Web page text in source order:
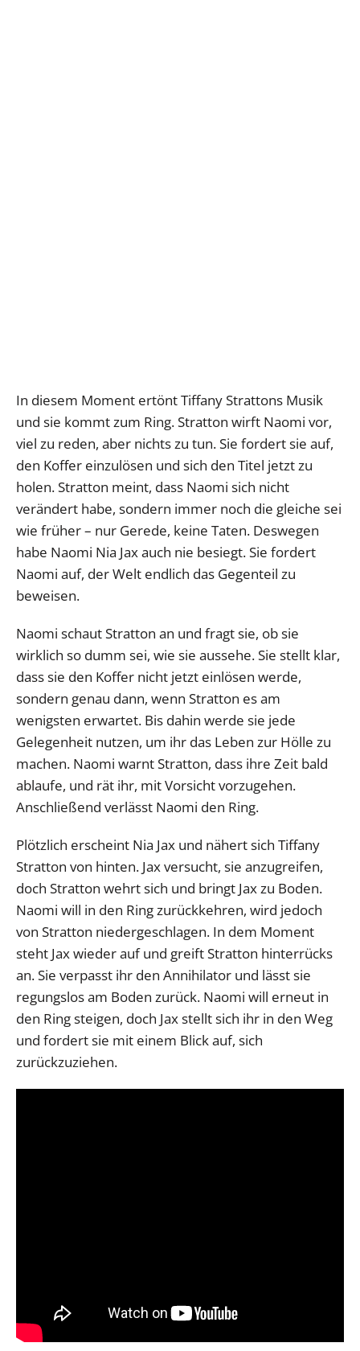
In diesem Moment ertönt Tiffany Strattons Musik
und sie kommt zum Ring. Stratton wirft Naomi vor,
viel zu reden, aber nichts zu tun. Sie fordert sie auf,
den Koffer einzulösen und sich den Titel jetzt zu
holen. Stratton meint, dass Naomi sich nicht
verändert habe, sondern immer noch die gleiche sei
wie früher – nur Gerede, keine Taten. Deswegen
habe Naomi Nia Jax auch nie besiegt. Sie fordert
Naomi auf, der Welt endlich das Gegenteil zu
beweisen.
Naomi schaut Stratton an und fragt sie, ob sie
wirklich so dumm sei, wie sie aussehe. Sie stellt klar,
dass sie den Koffer nicht jetzt einlösen werde,
sondern genau dann, wenn Stratton es am
wenigsten erwartet. Bis dahin werde sie jede
Gelegenheit nutzen, um ihr das Leben zur Hölle zu
machen. Naomi warnt Stratton, dass ihre Zeit bald
ablaufe, und rät ihr, mit Vorsicht vorzugehen.
Anschließend verlässt Naomi den Ring.
Plötzlich erscheint Nia Jax und nähert sich Tiffany
Stratton von hinten. Jax versucht, sie anzugreifen,
doch Stratton wehrt sich und bringt Jax zu Boden.
Naomi will in den Ring zurückkehren, wird jedoch
von Stratton niedergeschlagen. In dem Moment
steht Jax wieder auf und greift Stratton hinterrücks
an. Sie verpasst ihr den Annihilator und lässt sie
regungslos am Boden zurück. Naomi will erneut in
den Ring steigen, doch Jax stellt sich ihr in den Weg
und fordert sie mit einem Blick auf, sich
zurückzuziehen.